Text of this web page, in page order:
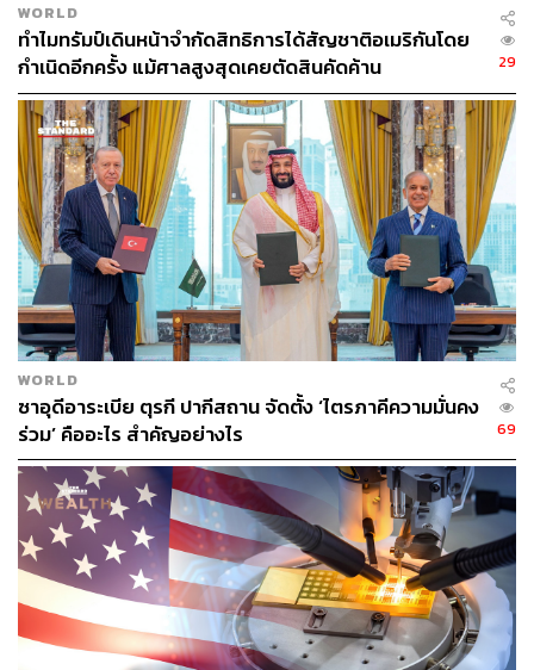
ขณะเดียวกัน ภายในอิหร่านก็ขับเคลื่อนนโยบายควบคุมช่อง
แคบฮอร์มุซอย่างเต็มรูปแบบ เช่น มีการติดป้ายโฆษณาบน
รถไฟใต้ดินของกรุงเตหะรานว่า อิหร่านจะทำรายได้ให้กับ
ประเทศสูงถึง 1 แสนล้านดอลลาร์สหรัฐฯ (ประมาณ 3.26
ล้านล้านบาท) ต่อปี
ย้อนกลับไป แนวคิดการเปิดหน่วยงานจัดการช่องแคบฮอร์มุซ
เกิดขึ้นในช่วงการเจรจาข้อตกลงสันติภาพระหว่างสหรัฐฯ กับ
อิหร่าน หลังปรากฏหนึ่งในเงื่อนไขแลกเปลี่ยนว่า เตหะราน
ขอสิทธิ์ควบคุมช่องแคบฮอร์มุซอย่างเต็มรูปแบบ โดยอ้างว่า
เป็นวิธีการหาเงินเพื่อซ่อมแซมประเทศหลังสงคราม
อย่างไรก็ตาม นานาชาติปฏิเสธข้อเสนอดังกล่าว เช่น สหรัฐฯ
ที่โต้แย้งว่า ช่องแคบฮอร์มุซคือเส้นทางเดินเรือระหว่าง
ประเทศ ไม่ควรมีชาติใดบังคับให้จัดเก็บค่าผ่านทางเพื่อ
ทำการสัญจร ขณะที่ทำเนียบขาวก็ระบุผลการประชุมสุดยอด
จีน-สหรัฐฯ ว่า ปักกิ่งได้คัดค้านการแปรเปลี่ยนช่องแคบฮอร์
มุซให้กลายเป็นเขตทหาร รวมถึงการจัดเก็บค่าธรรมเนียม
ผ่านทาง
นอกจากนี้ กฎหมายระหว่างประเทศ และอนุสัญญาสหประช
าชาติว่าด้วยกฎหมายทะเล(UNCLOS) ยังระบุว่า ไม่มี
ประเทศใดในโลกสามารถเรียกเก็บภาษีหรือค่าธรรมเนียม
WORLD
ทำไมทรัมป์เดินหน้าจำกัดสิทธิการได้สัญชาติอเมริกันโดย
กำเนิดอีกครั้ง แม้ศาลสูงสุดเคยตัดสินคัดค้าน
29
WORLD
ซาอุดีอาระเบีย ตุรกี ปากีสถาน จัดตั้ง ‘ไตรภาคีความมั่นคง
ร่วม’ คืออะไร สำคัญอย่างไร
69